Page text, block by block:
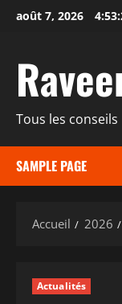
Alleraoût 7, 2026
Tous les conseils
SAMPLE PAGE
Accueil 2026
Actualités